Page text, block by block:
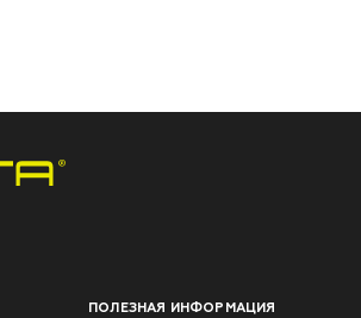
ПОЛЕЗНАЯ ИНФОРМАЦИЯ